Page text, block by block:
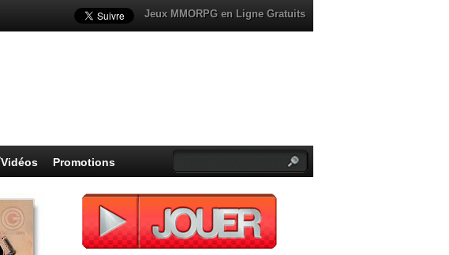
Jeux MMORPG en Ligne Gratuits
Vidéos Promotions